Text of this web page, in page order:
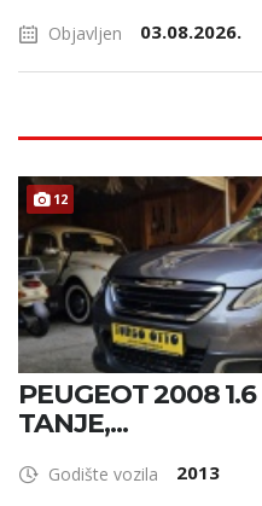
Objavljen 03.08.2026.
12
PEUGEOT 2008
TANJE,...
Godište vozila 2013